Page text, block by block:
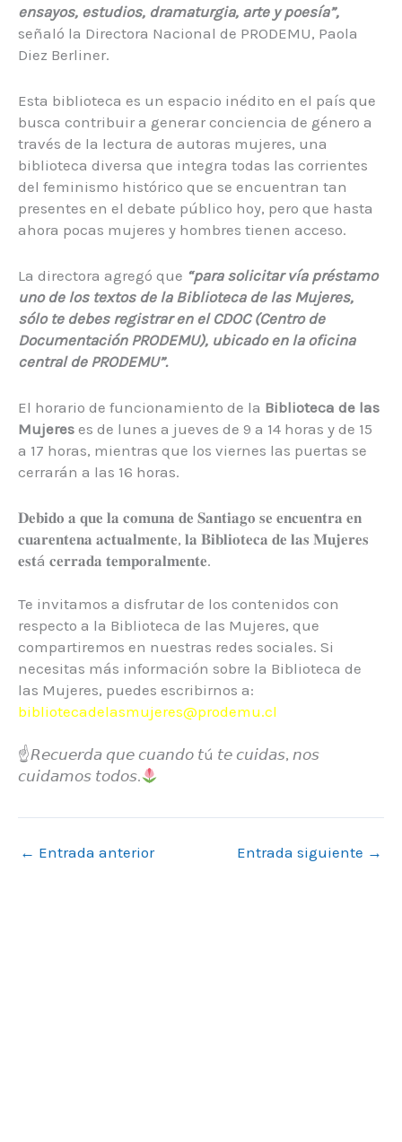
ensayos, estudios, dramaturgia, arte y poesía”,
señaló la Directora Nacional de PRODEMU, Paola
Diez Berliner.
Esta biblioteca es un espacio inédito en el país que
busca contribuir a generar conciencia de género a
través de la lectura de autoras mujeres, una
biblioteca diversa que integra todas las corrientes
del feminismo histórico que se encuentran tan
presentes en el debate público hoy, pero que hasta
ahora pocas mujeres y hombres tienen acceso.
La directora agregó que “para solicitar vía préstamo
uno de los textos de la Biblioteca de las Mujeres,
sólo te debes registrar en el CDOC (Centro de
Documentación PRODEMU), ubicado en la oficina
central de PRODEMU”.
El horario de funcionamiento de la Biblioteca de las
Mujeres es de lunes a jueves de 9 a 14 horas y de 15
a 17 horas, mientras que los viernes las puertas se
cerrarán a las 16 horas.
𝐃𝐞𝐛𝐢𝐝𝐨 𝐚 𝐪𝐮𝐞 𝐥𝐚 𝐜𝐨𝐦𝐮𝐧𝐚 𝐝𝐞 𝐒𝐚𝐧𝐭𝐢𝐚𝐠𝐨 𝐬𝐞 𝐞𝐧𝐜𝐮𝐞𝐧𝐭𝐫𝐚 𝐞𝐧
𝐜𝐮𝐚𝐫𝐞𝐧𝐭𝐞𝐧𝐚 𝐚𝐜𝐭𝐮𝐚𝐥𝐦𝐞𝐧𝐭𝐞, 𝐥𝐚 𝐁𝐢𝐛𝐥𝐢𝐨𝐭𝐞𝐜𝐚 𝐝𝐞 𝐥𝐚𝐬 𝐌𝐮𝐣𝐞𝐫𝐞𝐬
𝐞𝐬𝐭á 𝐜𝐞𝐫𝐫𝐚𝐝𝐚 𝐭𝐞𝐦𝐩𝐨𝐫𝐚𝐥𝐦𝐞𝐧𝐭𝐞. ⁣
Te invitamos a disfrutar de los contenidos con
respecto a la Biblioteca de las Mujeres, que
compartiremos en nuestras redes sociales. Si
necesitas más información sobre la Biblioteca de
las Mujeres, puedes escribirnos a:
bibliotecadelasmujeres@prodemu.cl⁣
☝𝘙𝘦𝘤𝘶𝘦𝘳𝘥𝘢 𝘲𝘶𝘦 𝘤𝘶𝘢𝘯𝘥𝘰 𝘵ú 𝘵𝘦 𝘤𝘶𝘪𝘥𝘢𝘴, 𝘯𝘰𝘴
𝘤𝘶𝘪𝘥𝘢𝘮𝘰𝘴 𝘵𝘰𝘥𝘰𝘴.
← Entrada anterior Entrada siguiente →